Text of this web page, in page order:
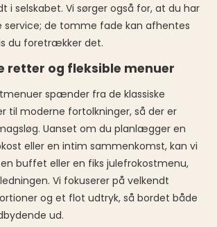
i selskabet. Vi sørger også for, at du har
service; de tomme fade kan afhentes
du foretrækker det.
retter og fleksible menuer
spænder fra de klassiske
til moderne fortolkninger, så der er
Uanset om du planlægger en
eller en intim sammenkomst, kan vi
buffet eller en fiks julefrokostmenu,
Vi fokuserer på velkendt
og et flot udtryk, så bordet både
ud.